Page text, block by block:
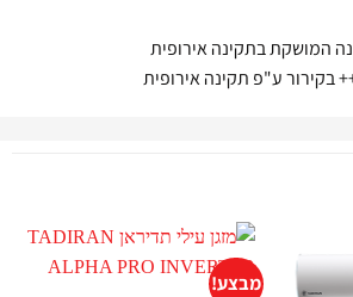
המושקת בתקינה אירופית
מבצע!